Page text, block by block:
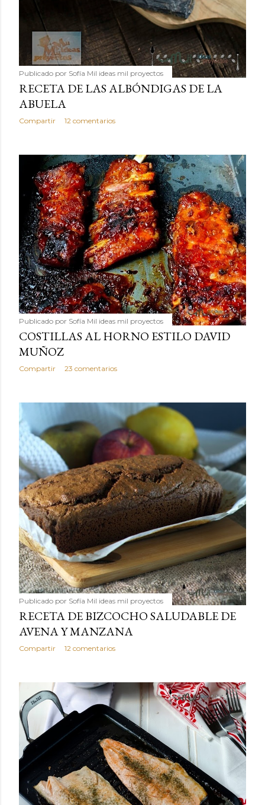
Publicado por Sofía Mil ideas mil proyectos
RECETA DE LAS ALBÓNDIGAS DE LA
ABUELA
Compartir 12 comentarios
Publicado por Sofía Mil ideas mil proyectos
COSTILLAS AL HORNO ESTILO DAVID
MUÑOZ
Compartir 23 comentarios
Publicado por Sofía Mil ideas mil proyectos
RECETA DE BIZCOCHO SALUDABLE DE
AVENA Y MANZANA
Compartir 12 comentarios